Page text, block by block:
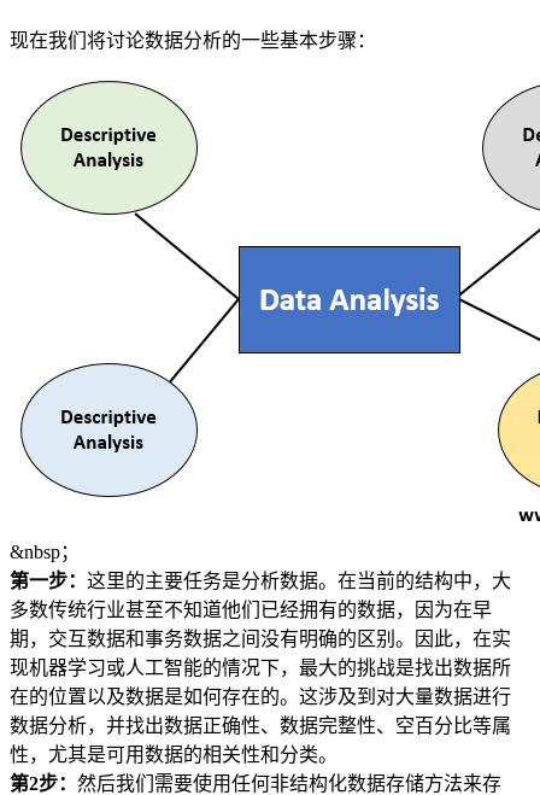
现在我们将讨论数据分析的一些基本步骤：
&nbsp；
第一步： 这里的主要任务是分析数据。在当前的结构中，大
多数传统行业甚至不知道他们已经拥有的数据，因为在早
期，交互数据和事务数据之间没有明确的区别。因此，在实
现机器学习或人工智能的情况下，最大的挑战是找出数据所
在的位置以及数据是如何存在的。这涉及到对大量数据进行
数据分析，并找出数据正确性、数据完整性、空百分比等属
性，尤其是可用数据的相关性和分类。
第2步： 然后我们需要使用任何非结构化数据存储方法来存